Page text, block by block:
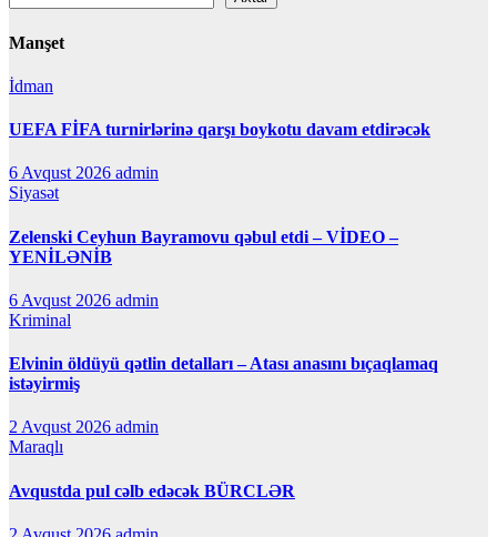
Manşet
İdman
UEFA FİFA turnirlərinə qarşı boykotu davam etdirəcək
6 Avqust 2026 admin
Siyasət
Zelenski Ceyhun Bayramovu qəbul etdi – VİDEO –
YENİLƏNİB
6 Avqust 2026 admin
Kriminal
Elvinin öldüyü qətlin detalları – Atası anasını bıçaqlamaq
istəyirmiş
2 Avqust 2026 admin
Maraqlı
Avqustda pul cəlb edəcək BÜRCLƏR